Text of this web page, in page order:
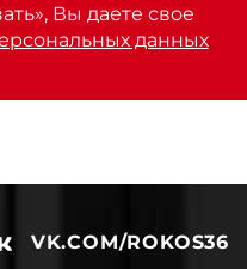
Вы даете свое
данных
VK.COM/ROKOS36